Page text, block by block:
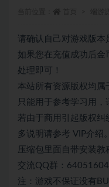
请确认自己对游戏版本
如果您在充值成功后
处理即可！
本站所有资源版权均属
只能用于参考学习用，
若由于商用引起版权纠
多说明请参考 VIP介绍。
压缩包里面自带安装教
交流QQ群：
注：游戏不保证没有